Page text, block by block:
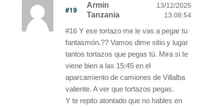
#19
Armin
Tanzania
13/12/2025
13:08:54
#16 Y ese tortazo me le vas a pegar tu
fantasmón.?? Vamos dime sitio y lugar
tantos tortazos que pegas tú. Mira si te
viene bien a las 15:45 en el
aparcamiento de camiones de Villalba
valiente. A ver que tortazos pegas.
Y te repito atontado que no hables en